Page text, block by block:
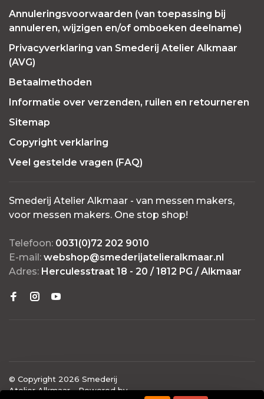
Annuleringsvoorwaarden (van toepassing bij
annuleren, wijzigen en/of omboeken deelname)
Privacyverklaring van Smederij Atelier Alkmaar
(AVG)
Betaalmethoden
Informatie over verzenden, ruilen en retourneren
Sitemap
Copyright verklaring
Veel gestelde vragen (FAQ)
Smederij Atelier Alkmaar - van messen makers,
voor messen makers. One stop shop!
Telefoon: 0031(0)72 202 9010
E-mail: webshop@smederijatelieralkmaar.nl
Adres: Herculesstraat 18 - 20 / 1812 PG / Alkmaar
© Copyright 2026 Smederij
Atelier Alkmaar- Powered by